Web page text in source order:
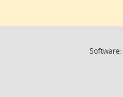
Software: